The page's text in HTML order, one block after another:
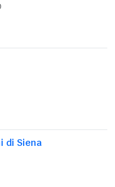
di Siena